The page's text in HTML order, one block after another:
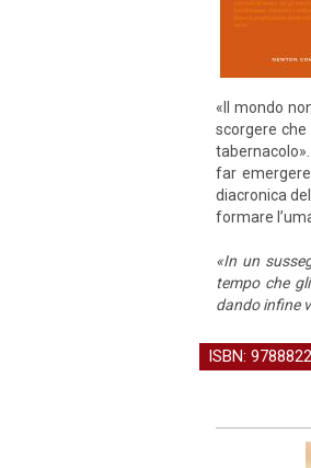
«Il mondo
scorgere che
far
diacronica
formare
«In un
tempo che
dando infine
ISBN: